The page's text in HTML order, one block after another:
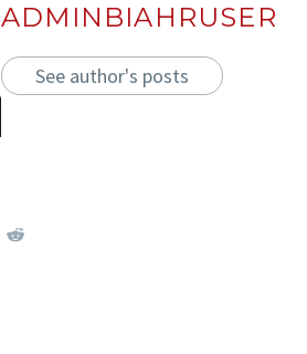
ADMINBIAHRUSER
See author's posts